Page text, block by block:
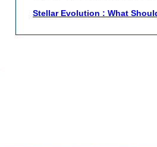
Stellar Evolution : What